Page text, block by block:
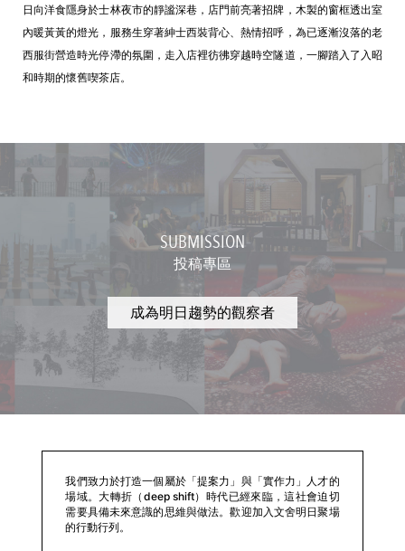
日向洋食隱身於士林夜市的靜謐深巷，店門前亮著招牌，木製的窗框透出室
內暖黃黃的燈光，服務生穿著紳士西裝背心、熱情招呼，為已逐漸沒落的老
西服街營造時光停滯的氛圍，走入店裡彷彿穿越時空隧道，一腳踏入了入昭
和時期的懷舊喫茶店。
SUBMISSION
投稿專區
成為明日趨勢的觀察者
我們致力於打造一個屬於「提案力」與「實作力」人才的
場域。大轉折（deep shift）時代已經來臨，這社會迫切
需要具備未來意識的思維與做法。歡迎加入文舍明日聚場
的行動行列。